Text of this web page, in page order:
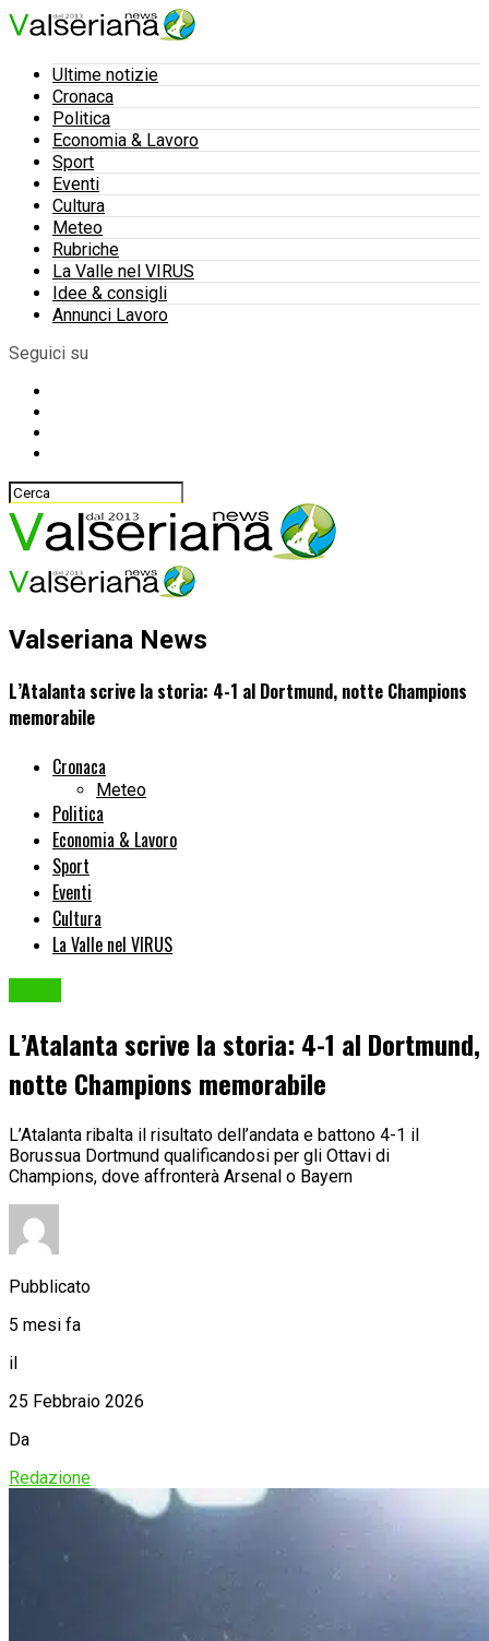
Ultime notizie
Cronaca
Politica
Economia & Lavoro
Sport
Eventi
Cultura
Meteo
Rubriche
La Valle nel VIRUS
Idee & consigli
Annunci Lavoro
Seguici su
Valseriana News
L’Atalanta scrive la storia: 4-1 al Dortmund, notte Champions
memorabile
Cronaca
Meteo
Politica
Economia & Lavoro
Sport
Eventi
Cultura
La Valle nel VIRUS
L’Atalanta scrive la storia: 4-1 al Dortmund,
notte Champions memorabile
L’Atalanta ribalta il risultato dell’andata e battono 4-1 il
Borussua Dortmund qualificandosi per gli Ottavi di
Champions, dove affronterà Arsenal o Bayern
Pubblicato
5 mesi fa
il
25 Febbraio 2026
Da
Redazione